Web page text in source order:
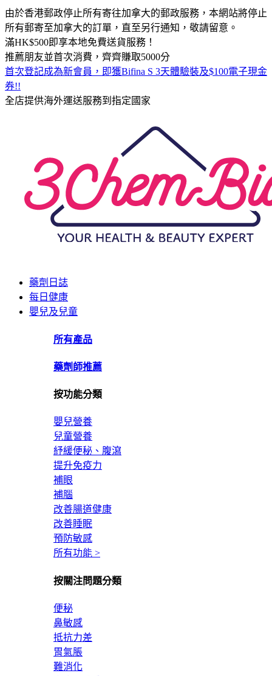
由於香港郵政停止所有寄往加拿大的郵政服務，本網站將停止
所有郵寄至加拿大的訂單，直至另行通知，敬請留意。
滿HK$500即享本地免費送貨服務！
推薦朋友並首次消費，齊齊賺取5000分
首次登記成為新會員，即獲Bifina S 3天體驗裝及$100電子現金
券!!
全店提供海外運送服務到指定國家
藥劑日誌
每日健康
嬰兒及兒童
所有產品
藥劑師推薦
按功能分類
嬰兒營養
兒童營養
紓緩便秘、腹瀉
提升免疫力
補眼
補腦
改善腸道健康
改善睡眠
預防敏感
所有功能 >
按關注問題分類
便秘
鼻敏感
抵抗力差
胃氣脹
難消化